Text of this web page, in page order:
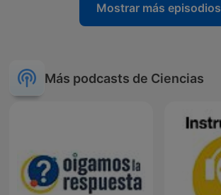
Mostrar más episodios
Más podcasts de Ciencias